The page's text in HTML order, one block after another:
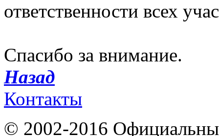
ответственности всех
Спасибо за внимание.
Назад
Контакты
© 2002-2016